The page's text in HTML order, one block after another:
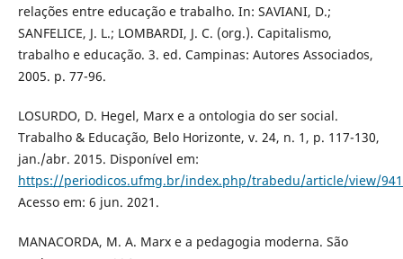
relações entre educação e trabalho. In: SAVIANI, D.;
SANFELICE, J. L.; LOMBARDI, J. C. (org.). Capitalismo,
trabalho e educação. 3. ed. Campinas: Autores Associados,
2005. p. 77-96.
LOSURDO, D. Hegel, Marx e a ontologia do ser social.
Trabalho & Educação, Belo Horizonte, v. 24, n. 1, p. 117-130,
jan./abr. 2015. Disponível em:
https://periodicos.ufmg.br/index.php/trabedu/article/view/
Acesso em: 6 jun. 2021.
MANACORDA, M. A. Marx e a pedagogia moderna. São